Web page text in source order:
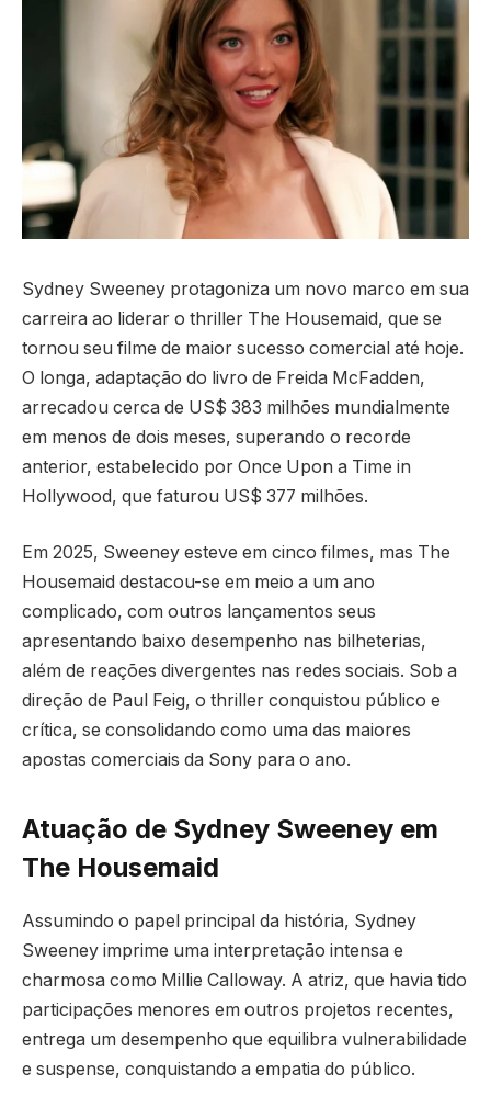
Sydney Sweeney protagoniza um novo marco em sua
carreira ao liderar o thriller The Housemaid, que se
tornou seu filme de maior sucesso comercial até hoje.
O longa, adaptação do livro de Freida McFadden,
arrecadou cerca de US$ 383 milhões mundialmente
em menos de dois meses, superando o recorde
anterior, estabelecido por Once Upon a Time in
Hollywood, que faturou US$ 377 milhões.
Em 2025, Sweeney esteve em cinco filmes, mas The
Housemaid destacou-se em meio a um ano
complicado, com outros lançamentos seus
apresentando baixo desempenho nas bilheterias,
além de reações divergentes nas redes sociais. Sob a
direção de Paul Feig, o thriller conquistou público e
crítica, se consolidando como uma das maiores
apostas comerciais da Sony para o ano.
Atuação de Sydney Sweeney em
The Housemaid
Assumindo o papel principal da história, Sydney
Sweeney imprime uma interpretação intensa e
charmosa como Millie Calloway. A atriz, que havia tido
participações menores em outros projetos recentes,
entrega um desempenho que equilibra vulnerabilidade
e suspense, conquistando a empatia do público.